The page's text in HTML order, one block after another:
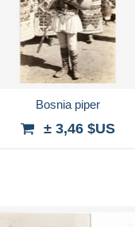
Bosnia piper
± 3,46 $US